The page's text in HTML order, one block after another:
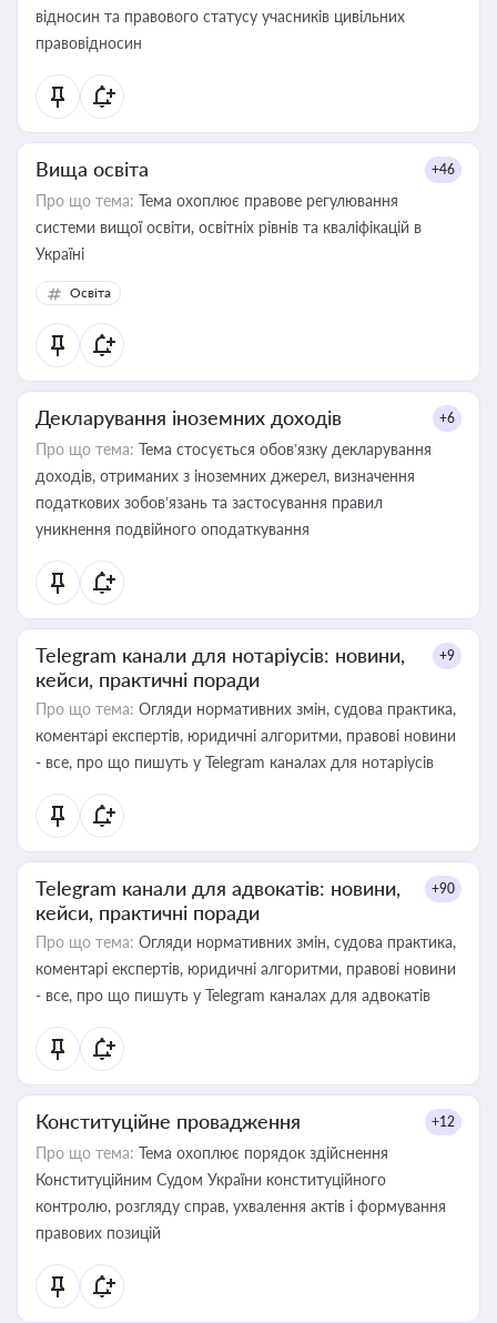
відносин та правового статусу учасників цивільних
правовідносин
Вища освіта +46
Про що тема: Тема охоплює правове регулювання
системи вищої освіти, освітніх рівнів та кваліфікацій в
Україні
Освіта
Декларування іноземних доходів +6
Про що тема: Тема стосується обов’язку декларування
доходів, отриманих з іноземних джерел, визначення
податкових зобов’язань та застосування правил
уникнення подвійного оподаткування
Telegram канали для нотаріусів: новини,
кейси, практичні поради
+9
Про що тема: Огляди нормативних змін, судова практика,
коментарі експертів, юридичні алгоритми, правові новини
- все, про що пишуть у Telegram каналах для нотаріусів
Telegram канали для адвокатів: новини,
кейси, практичні поради
+90
Про що тема: Огляди нормативних змін, судова практика,
коментарі експертів, юридичні алгоритми, правові новини
- все, про що пишуть у Telegram каналах для адвокатів
Конституційне провадження +12
Про що тема: Тема охоплює порядок здійснення
Конституційним Судом України конституційного
контролю, розгляду справ, ухвалення актів і формування
правових позицій